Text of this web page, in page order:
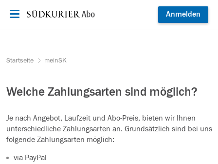
Anmelden
Startseite meinSK
Welche Zahlungsarten sind möglich?
Je nach Angebot, Laufzeit und Abo-Preis, bieten wir Ihnen
unterschiedliche Zahlungsarten an. Grundsätzlich sind bei uns
folgende Zahlungsarten möglich:
via PayPal